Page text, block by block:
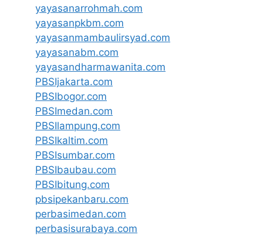
yayasanarrohmah.com
yayasanpkbm.com
yayasanmambaulirsyad.com
yayasanabm.com
yayasandharmawanita.com
PBSIjakarta.com
PBSIbogor.com
PBSImedan.com
PBSIlampung.com
PBSIkaltim.com
PBSIsumbar.com
PBSIbaubau.com
PBSIbitung.com
pbsipekanbaru.com
perbasimedan.com
perbasisurabaya.com